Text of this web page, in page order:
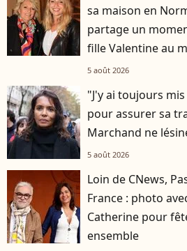
sa maison en
partage un
fille Valentine au
5 août 2026
"J'y ai toujours
pour assurer sa
Marchand ne
5 août 2026
Loin de CNews,
France : photo
Catherine pour
ensemble